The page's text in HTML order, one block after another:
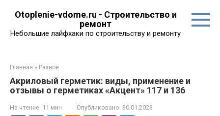
Otoplenie-vdome.ru - Строительство и
ремонт
Небольшие лайфхаки по строительству и ремонту
Главная » Разное
Акриловый герметик: виды, применение и
отзывы о герметиках «Акцент» 117 и 136
На чтение: 11 мин Опубликовано: 30.01.2023